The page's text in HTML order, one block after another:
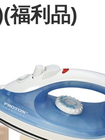
福利品)